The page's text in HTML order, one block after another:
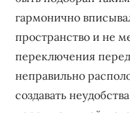
гармонично
пространство и не
переключения
неправильно
создавать